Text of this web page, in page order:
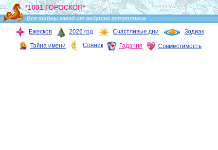
*1001 ГОРОСКОП*
Все тайны звезд от ведущих астрологов
Ежескоп
2026 год Счастливые дни Зодиак
Тайна имени Сонник Гадания Совместимость